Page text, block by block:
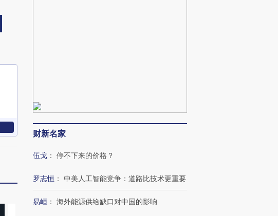
财新名家
伍戈 ： 停不下来的价格？
罗志恒 ： 中美人工智能竞争：道路比技术更重要
易峘 ： 海外能源供给缺口对中国的影响